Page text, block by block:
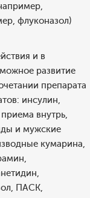
флуконазол)
и в
развитие
препарата
инсулин,
внутрь,
и мужские
кумарина,
ПАСК,